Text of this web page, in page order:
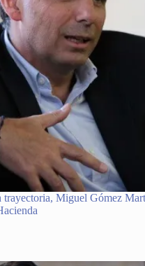
trayectoria, Miguel Gómez